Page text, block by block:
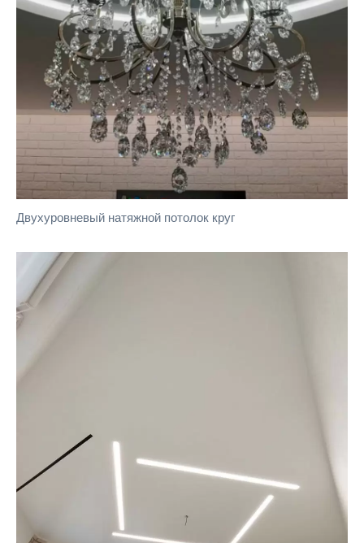
Двухуровневый натяжной потолок круг